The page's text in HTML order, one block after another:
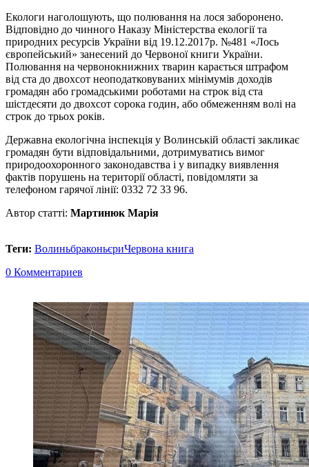
Екологи наголошують, що полювання на лося заборонено.
Відповідно до чинного Наказу Міністерства екології та
природних ресурсів України від 19.12.2017р. №481 «Лось
європейський» занесений до Червоної книги України.
Полювання на червонокнижних тварин карається штрафом
від ста до двохсот неоподатковуваних мінімумів доходів
громадян або громадськими роботами на строк від ста
шістдесяти до двохсот сорока годин, або обмеженням волі на
строк до трьох років.
Державна екологічна інспекція у Волинській області закликає
громадян бути відповідальними, дотримуватись вимог
природоохоронного законодавства і у випадку виявлення
фактів порушень на території області, повідомляти за
телефоном гарячої лінії: 0332 72 33 96.
Автор статті: Мартинюк Марія
Теги: ВолиньбраконьєриЧервона книга
0 Комментариев